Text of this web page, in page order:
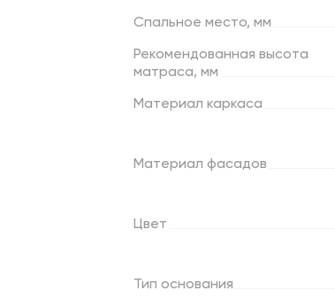
Спальное место, мм
Рекомендованная высота
матраса, мм
Материал каркаса
Материал фасадов
Цвет
Тип основания